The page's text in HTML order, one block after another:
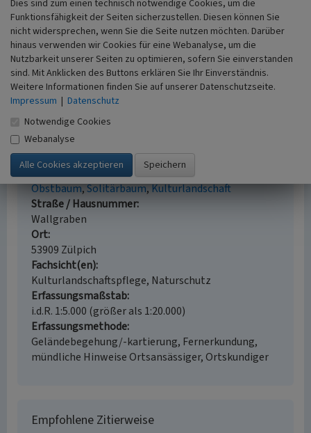
(Elke Sprunkel, Biologische Station im Kreis Euskirchen,
2024)
Internet
www.nabu-muenster.de: Die Mistel - ein Parasit auf dem
Vormarsch: Streuobstwiesen bedroht! (abgerufen am
23.04.2024)
Alter Apfelbaum am Wallgraben
Schlagwörter
Obstbaum Solitärbaum Kulturlandschaft
Straße / Hausnummer
Wallgraben
Ort
53909 Zülpich
Fachsicht(en)
Kulturlandschaftspflege, Naturschutz
Erfassungsmaßstab
i.d.R. 1:5.000 (größer als 1:20.000)
Erfassungsmethode
Geländebegehung/-kartierung, Fernerkundung,
mündliche Hinweise Ortsansässiger, Ortskundiger
Empfohlene Zitierweise
Dies sind zum einen technisch notwendige Cookies, um die
Funktionsfähigkeit der Seiten sicherzustellen. Diesen können Sie
nicht widersprechen, wenn Sie die Seite nutzen möchten. Darüber
hinaus verwenden wir Cookies für eine Webanalyse, um die
Nutzbarkeit unserer Seiten zu optimieren, sofern Sie einverstanden
sind. Mit Anklicken des Buttons erklären Sie Ihr Einverständnis.
Weitere Informationen finden Sie auf unserer Datenschutzseite.
Impressum | Datenschutz
Notwendige Cookies
Webanalyse